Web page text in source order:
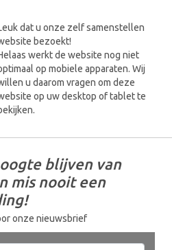
dat u onze zelf samenstellen
bezoekt!
werkt de website nog niet
op mobiele apparaten. Wij
u daarom vragen om deze
op uw desktop of tablet te
blijven van
mis nooit een
onze nieuwsbrief